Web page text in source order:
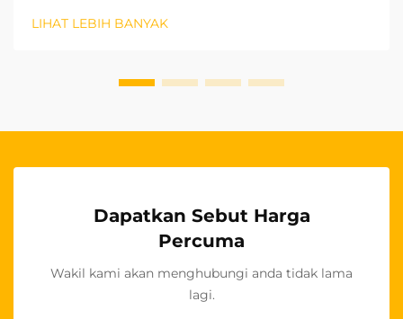
segmen produk yang amat menguntungkan bagi
LIHAT LEBIH BANYAK
Dapatkan Sebut Harga
Percuma
Wakil kami akan menghubungi anda tidak lama
lagi.